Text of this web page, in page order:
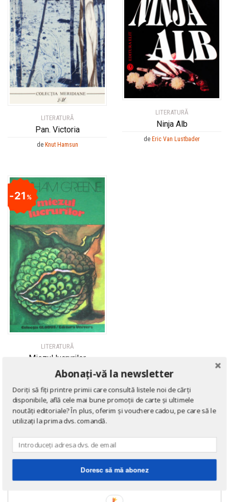
LITERATURĂ
Pan. Victoria
de Knut Hamsun
LITERATURĂ
Ninja Alb
de Eric Van Lustbader
LITERATURĂ
Miezul lucrurilor
21%
Graham Greene
Abonați-vă la newsletter
Doriți să fiți printre primii care consultă listele noi de cărți
disponibile, află cele mai bune promoții de carte și ultimele
noutăți editoriale? În plus, oferim și vouchere cadou, pe care să le
utilizați la prima dvs. comandă.
Doresc să mă abonez